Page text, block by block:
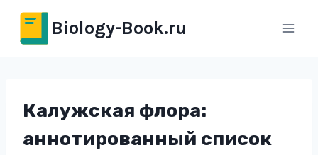
Перейти
содержимому
Biology-Book.ru
Калужская флора:
аннотированный список